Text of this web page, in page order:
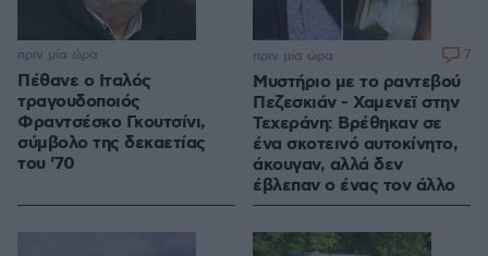
Πέθανε ο Ιταλός
τραγουδοποιός
Φραντσέσκο Γκουτσίνι,
σύμβολο της δεκαετίας
του '70
πριν μία ώρα
Μυστήριο με το ραντεβού
Πεζεσκιάν - Χαμενεϊ στην
Τεχεράνη: Βρέθηκαν σε
ένα σκοτεινό αυτοκίνητο,
άκουγαν, αλλά δεν
έβλεπαν ο ένας τον άλλο
πριν μία ώρα 7